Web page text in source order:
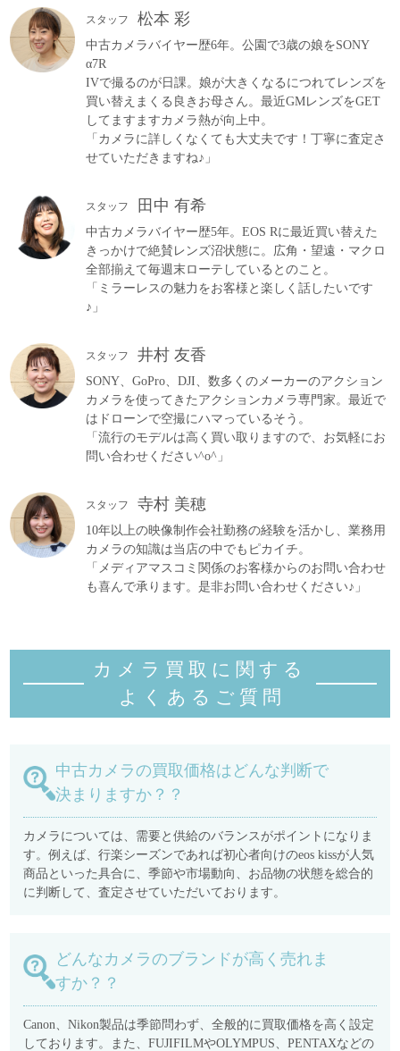
スタッフ 松本 彩
中古カメラバイヤー歴6年。公園で3歳の娘をSONY
α7R
IVで撮るのが日課。娘が大きくなるにつれてレンズを
買い替えまくる良きお母さん。最近GMレンズをGET
してますますカメラ熱が向上中。
「カメラに詳しくなくても大丈夫です！丁寧に査定さ
せていただきますね♪」
スタッフ 田中 有希
中古カメラバイヤー歴5年。EOS Rに最近買い替えた
きっかけで絶賛レンズ沼状態に。広角・望遠・マクロ
全部揃えて毎週末ローテしているとのこと。
「ミラーレスの魅力をお客様と楽しく話したいです
♪」
スタッフ 井村 友香
SONY、GoPro、DJI、数多くのメーカーのアクション
カメラを使ってきたアクションカメラ専門家。最近で
はドローンで空撮にハマっているそう。
「流行のモデルは高く買い取りますので、お気軽にお
問い合わせください^o^」
スタッフ 寺村 美穂
10年以上の映像制作会社勤務の経験を活かし、業務用
カメラの知識は当店の中でもピカイチ。
「メディアマスコミ関係のお客様からのお問い合わせ
も喜んで承ります。是非お問い合わせください♪」
カメラ買取に関する
よくあるご質 問
中古カメラの買取価格はどんな判断で
決まりますか？？
カメラについては、需要と供給のバランスがポイントになりま
す。例えば、行楽シーズンであれば初心者向けのeos kissが人気
商品といった具合に、季節や市場動向、お品物の状態を総合的
に判断して、査定させていただいております。
どんなカメラのブランドが高く売れま
すか？？
Canon、Nikon製品は季節問わず、全般的に買取価格を高く設定
しております。また、FUJIFILMやOLYMPUS、PENTAXなどの